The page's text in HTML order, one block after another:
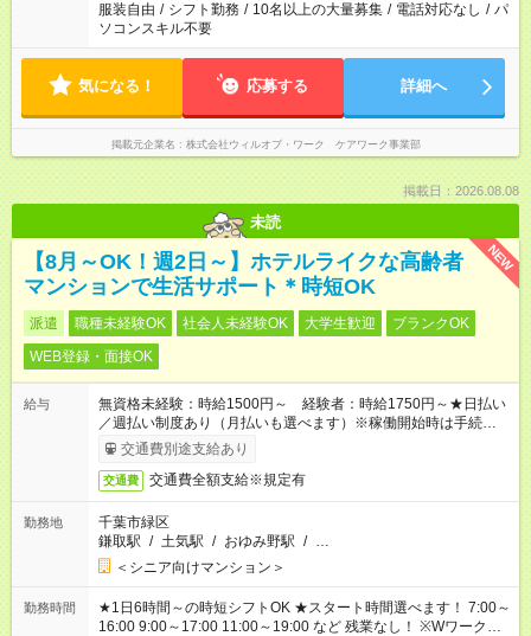
服装自由 / シフト勤務 / 10名以上の大量募集 / 電話対応なし / パ
ソコンスキル不要
気になる！ 応募する 詳細へ
掲載元企業名 株式会社ウィルオブ・ワーク ケアワーク事業部
掲載日：2026.08.08
未読
NEW
【8月～OK！週2日～】ホテルライクな高齢者
マンションで生活サポート＊時短OK
派遣 職種未経験OK 社会人未経験OK 大学生歓迎
ブランクOK
WEB登録・面接OK
給与
無資格未経験：時給1500円～ 経験者：時給1750円～★日払い
／週払い制度あり（月払いも選べます）※稼働開始時は手続き完
了次第のお支払いとなります。
交通費別途支給あり
交通費 交通費全額支給※規定有
勤務地
千葉市緑区
鎌取駅 / 土気駅 / おゆみ野駅 / …
＜シニア向けマンション＞
勤務時間
★1日6時間～の時短シフトOK ★スタート時間選べます！ 7:00～
16:00 9:00～17:00 11:00～19:00 など 残業なし！ ※Wワークの